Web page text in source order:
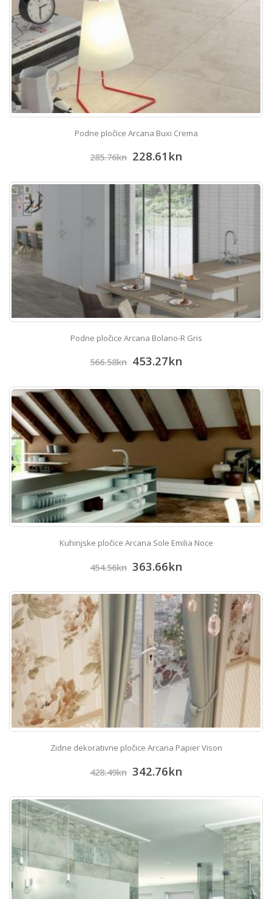
Podne pločice Arcana Buxi Crema
285.76kn 228.61 kn
Podne pločice Arcana Bolano-R Gris
566.58kn 453.27kn
Kuhinjske pločice Arcana Sole Emilia Noce
454.56kn 363.66kn
Zidne dekorativne pločice Arcana Papier Vison
428.49kn 342.76kn